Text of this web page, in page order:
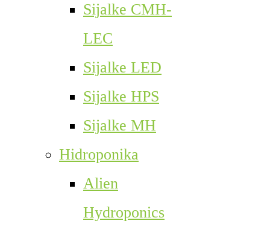
Sijalke CMH-
LEC
Sijalke LED
Sijalke HPS
Sijalke MH
Hidroponika
Alien
Hydroponics